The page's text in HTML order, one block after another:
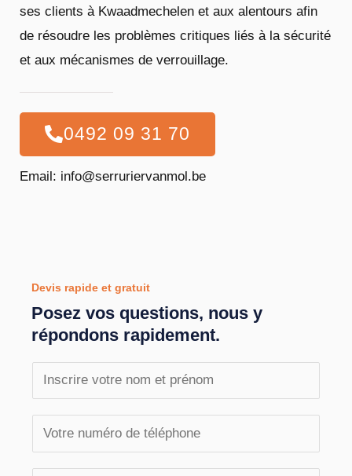
ses clients à Kwaadmechelen et aux alentours afin
de résoudre les problèmes critiques liés à la sécurité
et aux mécanismes de verrouillage.
0492 09 31 70
Email: info@serruriervanmol.be
Devis rapide et gratuit
Posez vos questions, nous y
répondons rapidement.
o
t
é